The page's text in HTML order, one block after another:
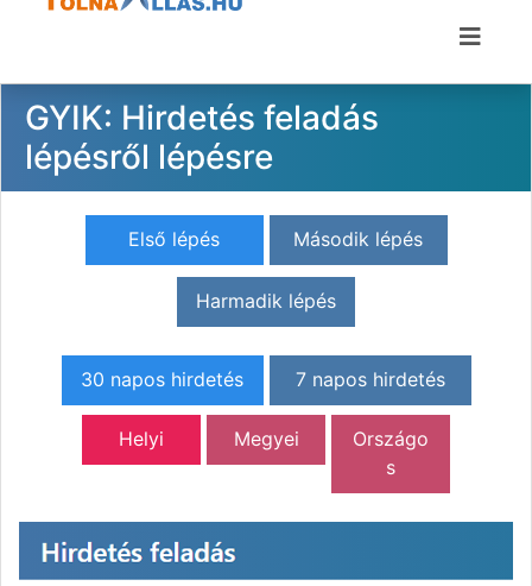
GYIK: Hirdetés feladás
lépésről lépésre
Első lépés Második lépés
Harmadik lépés
30 napos hirdetés 7 napos hirdetés
Helyi Megyei
Országo
s